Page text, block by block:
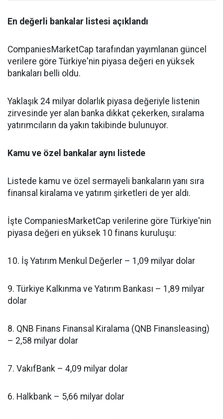
En değerli bankalar listesi açıklandı
CompaniesMarketCap tarafından yayımlanan güncel
verilere göre Türkiye'nin piyasa değeri en yüksek
bankaları belli oldu.
Yaklaşık 24 milyar dolarlık piyasa değeriyle listenin
zirvesinde yer alan banka dikkat çekerken, sıralama
yatırımcıların da yakın takibinde bulunuyor.
Kamu ve özel bankalar aynı listede
Listede kamu ve özel sermayeli bankaların yanı sıra
finansal kiralama ve yatırım şirketleri de yer aldı.
İşte CompaniesMarketCap verilerine göre Türkiye'nin
piyasa değeri en yüksek 10 finans kuruluşu:
10. İş Yatırım Menkul Değerler – 1,09 milyar dolar
9. Türkiye Kalkınma ve Yatırım Bankası – 1,89 milyar
dolar
8. QNB Finans Finansal Kiralama (QNB Finansleasing)
– 2,58 milyar dolar
7. VakıfBank – 4,09 milyar dolar
6. Halkbank – 5,66 milyar dolar